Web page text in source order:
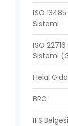
ISO
Sistemi
ISO
Sistemi
Helal
BRC
IFS Belgesi